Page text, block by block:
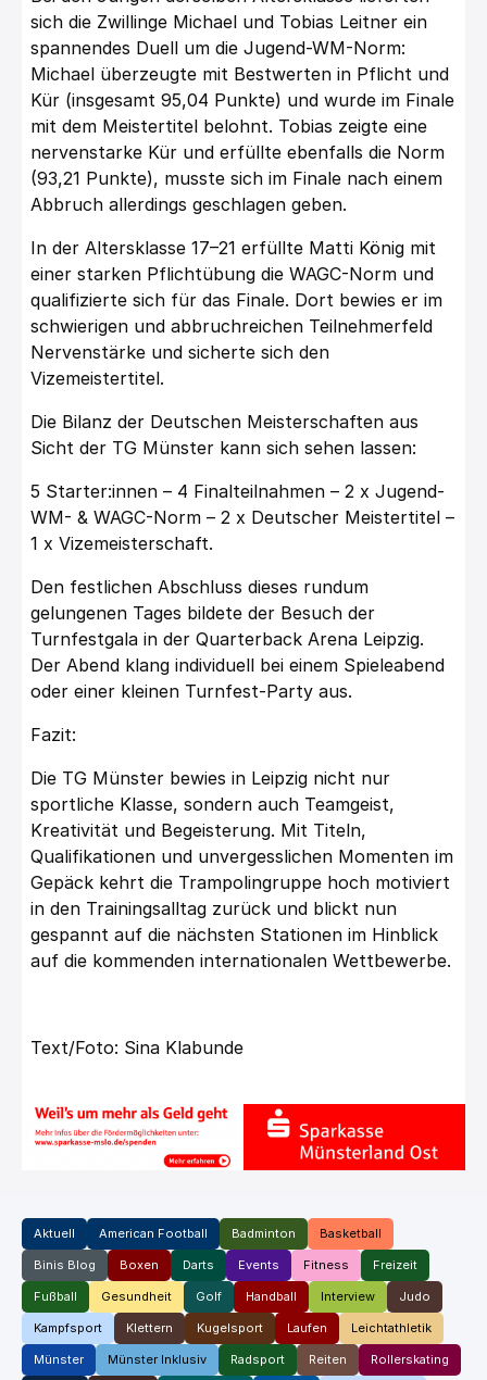
sich die Zwillinge Michael und Tobias Leitner ein
spannendes Duell um die Jugend-WM-Norm:
Michael überzeugte mit Bestwerten in Pflicht und
Kür (insgesamt 95,04 Punkte) und wurde im Finale
mit dem Meistertitel belohnt. Tobias zeigte eine
nervenstarke Kür und erfüllte ebenfalls die Norm
(93,21 Punkte), musste sich im Finale nach einem
Abbruch allerdings geschlagen geben.
In der Altersklasse 17–21 erfüllte Matti König mit
einer starken Pflichtübung die WAGC-Norm und
qualifizierte sich für das Finale. Dort bewies er im
schwierigen und abbruchreichen Teilnehmerfeld
Nervenstärke und sicherte sich den
Vizemeistertitel.
Die Bilanz der Deutschen Meisterschaften aus
Sicht der TG Münster kann sich sehen lassen:
5 Starter:innen – 4 Finalteilnahmen – 2 x Jugend-
WM- & WAGC-Norm – 2 x Deutscher Meistertitel –
1 x Vizemeisterschaft.
Den festlichen Abschluss dieses rundum
gelungenen Tages bildete der Besuch der
Turnfestgala in der Quarterback Arena Leipzig.
Der Abend klang individuell bei einem Spieleabend
oder einer kleinen Turnfest-Party aus.
Fazit:
Die TG Münster bewies in Leipzig nicht nur
sportliche Klasse, sondern auch Teamgeist,
Kreativität und Begeisterung. Mit Titeln,
Qualifikationen und unvergesslichen Momenten im
Gepäck kehrt die Trampolingruppe hoch motiviert
in den Trainingsalltag zurück und blickt nun
gespannt auf die nächsten Stationen im Hinblick
auf die kommenden internationalen Wettbewerbe.
Text/Foto: Sina Klabunde
Aktuell American Football Badminton Basketball
Binis Blog Boxen Darts Events Fitness Freizeit
Fußball Gesundheit Golf Handball Interview Judo
Kampfsport Klettern Kugelsport Laufen Leichtathletik
Münster Münster Inklusiv Radsport Reiten Rollerskating